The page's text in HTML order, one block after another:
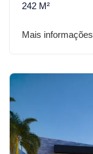
242 M²
Mais informações